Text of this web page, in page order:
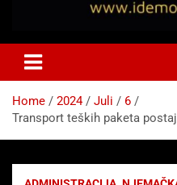
Idemo u
Home 2024 Juli
6
Transport teških paketa